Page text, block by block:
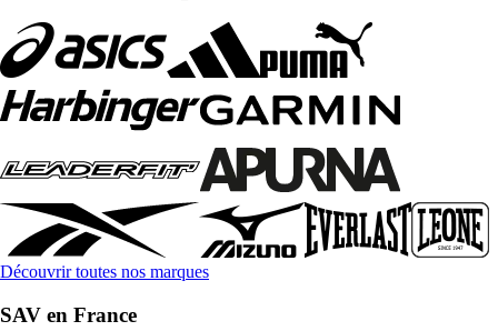
Découvrir toutes nos marques
SAV en France